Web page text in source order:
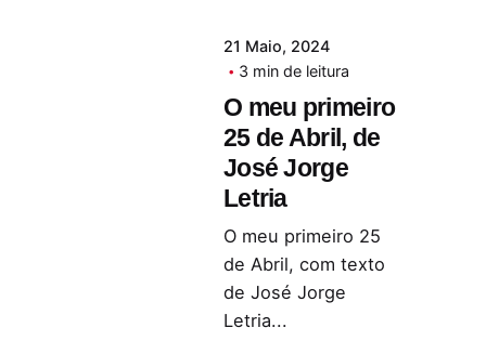
21 Maio, 2024
3 min de leitura
O meu primeiro
25 de Abril, de
José Jorge
Letria
O meu primeiro 25
de Abril, com texto
de José Jorge
Letria...